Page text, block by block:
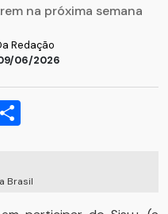
na próxima semana
Redação
06/2026
Brasil